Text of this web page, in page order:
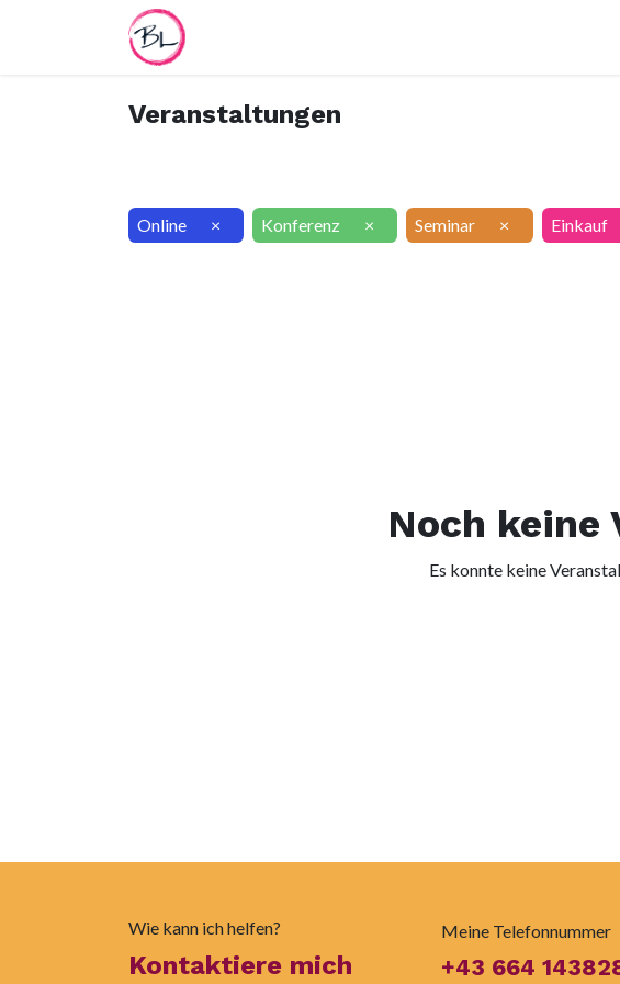
Veranstaltungen
Online × Konferenz × Seminar × Einkauf
Noch
Es konnte keine
Wie kann ich helfen?
Kontaktiere mich
Meine Telefonnummer
+43 664